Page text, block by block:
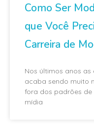
Como Ser
que Você
Carreira de
Nos últimos anos
acaba sendo muito
fora dos padrões
mídia